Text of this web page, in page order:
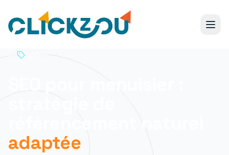
SEO pour menuisier :
stratégie de
référencement naturel
adaptée